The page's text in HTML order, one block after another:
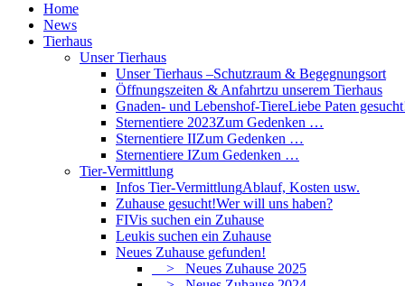
Home
News
Tierhaus
Unser Tierhaus
Unser Tierhaus –Schutzraum & Begegnungsort
Öffnungszeiten & Anfahrtzu unserem Tierhaus
Gnaden- und Lebenshof-TiereLiebe Paten
Sternentiere 2023Zum Gedenken …
Sternentiere IIZum Gedenken …
Sternentiere IZum Gedenken …
Tier-Vermittlung
Infos Tier-VermittlungAblauf, Kosten usw.
Zuhause gesucht!Wer will uns haben?
FIVis suchen ein Zuhause
Leukis suchen ein Zuhause
Neues Zuhause gefunden!
> Neues Zuhause 2025